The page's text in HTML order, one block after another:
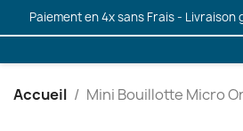
Paiement en 4x sans Frais -
Accueil Mini Bouillotte Micro